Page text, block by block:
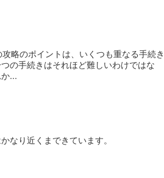
略のポイントは、いくつも重なる手続き
の手続きはそれほど難しいわけではな
...
なり近くまできています。